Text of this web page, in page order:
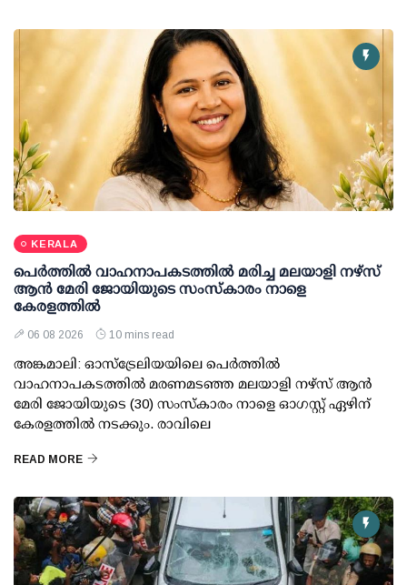
KERALA
പെർത്തിൽ വാഹനാപകടത്തിൽ മരിച്ച മലയാളി നഴ്സ്
ആൻ മേരി ജോയിയുടെ സംസ്കാരം നാളെ
കേരളത്തിൽ
06 08 2026 10 mins read
അങ്കമാലി: ഓസ്‌ട്രേലിയയിലെ പെർത്തിൽ
വാഹനാപകടത്തിൽ മരണമടഞ്ഞ മലയാളി നഴ്സ് ആൻ
മേരി ജോയിയുടെ (30) സംസ്കാരം നാളെ ഓഗസ്റ്റ് ഏഴിന്
കേരളത്തിൽ നടക്കും. രാവിലെ
READ MORE